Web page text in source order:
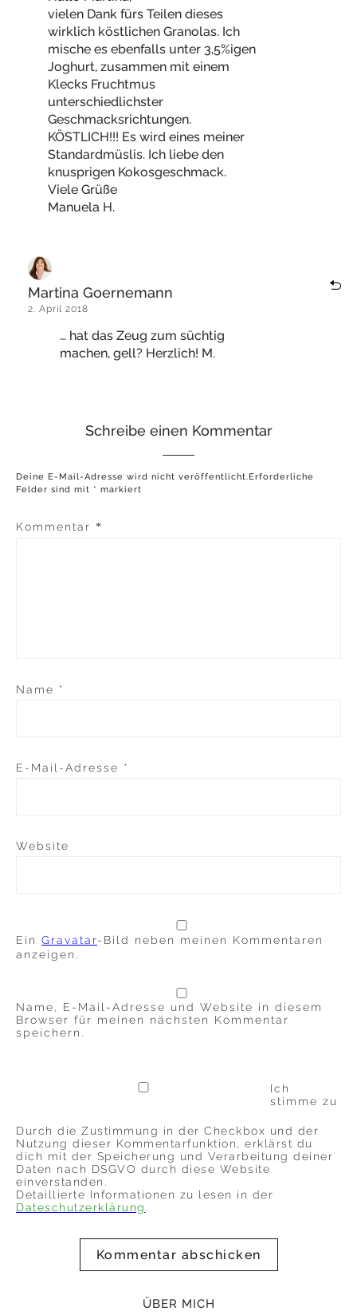
vielen Dank fürs Teilen dieses
wirklich köstlichen Granolas. Ich
mische es ebenfalls unter 3,5%igen
Joghurt, zusammen mit einem
Klecks Fruchtmus
unterschiedlichster
Geschmacksrichtungen.
KÖSTLICH!!! Es wird eines meiner
Standardmüslis. Ich liebe den
knusprigen Kokosgeschmack.
Viele Grüße
Manuela H.
Martina Goernemann
2. April 2018
… hat das Zeug zum süchtig
machen, gell? Herzlich! M.
Schreibe einen Kommentar
Deine E-Mail-Adresse wird nicht veröffentlicht.Erforderliche
Felder sind mit * markiert
Kommentar *
Name *
E-Mail-Adresse *
Website
Ein Gravatar-Bild neben meinen Kommentaren
anzeigen.
Name, E-Mail-Adresse und Website in diesem
Browser für meinen nächsten Kommentar
speichern.
Ich
stimme zu
Durch die Zustimmung in der Checkbox und der
Nutzung dieser Kommentarfunktion, erklärst du
dich mit der Speicherung und Verarbeitung deiner
Daten nach DSGVO durch diese Website
einverstanden.
Detaillierte Informationen zu lesen in der
Dateschutzerklärung
ÜBER MICH